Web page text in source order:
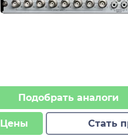
Подобрать аналоги
Цены Стать